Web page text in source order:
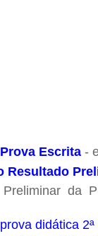
Escrita -
Resultado
Preliminar da
didática